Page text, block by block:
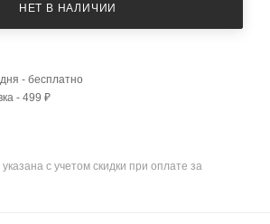
НЕТ В НАЛИЧИИ
- бесплатно
- 499 ₽
с учетом скидки при оплате за